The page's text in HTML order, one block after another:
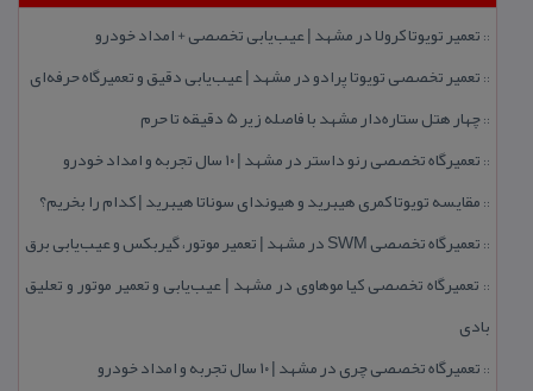
:: تعمیر تویوتا كرولا در مشهد | عیب‌یابی تخصصی + امداد خودرو
:: تعمیر تخصصی تویوتا پرادو در مشهد | عیب‌یابی دقیق و تعمیرگاه حرفه‌ای
::چهار هتل‌ ستاره‌دار مشهد با فاصله زیر 5 دقیقه تا حرم
:: تعمیرگاه تخصصی رنو داستر در مشهد | ۱۰ سال تجربه و امداد خودرو
:: مقایسه تویوتا كمری هیبرید و هیوندای سوناتا هیبرید | كدام را بخریم؟
:: تعمیرگاه تخصصی SWM در مشهد | تعمیر موتور، گیربكس و عیب‌یابی برق
:: تعمیرگاه تخصصی كیا موهاوی در مشهد | عیب‌یابی و تعمیر موتور و تعلیق
بادی
:: تعمیرگاه تخصصی چری در مشهد | ۱۰ سال تجربه و امداد خودرو